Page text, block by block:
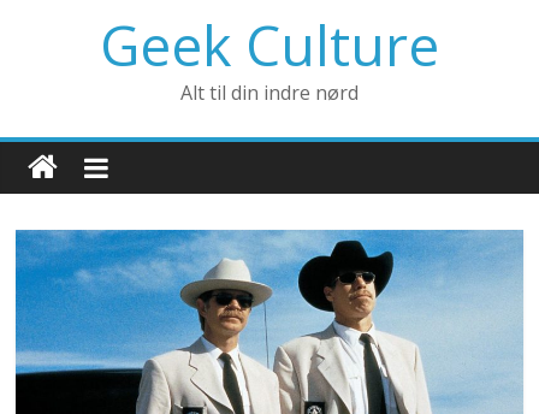
Geek Culture
Alt til din indre nørd